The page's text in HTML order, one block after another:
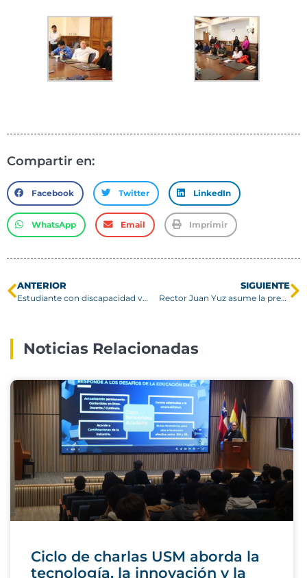
Compartir en:
Facebook Twitter LinkedIn
WhatsApp Email Imprimir
ANTERIOR
Estudiante con discapacidad visual se titula de Ingeniería Civil Informática
SIGUIENTE
Rector Juan Yuz asume la presidencia del CRUV
Noticias Relacionadas
Ciclo de charlas USM aborda la
tecnología, la innovación y la